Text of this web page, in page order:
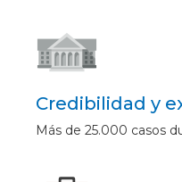
Credibilidad y
Más de 25.000 casos